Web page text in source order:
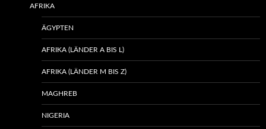
AFRIKA
ÄGYPTEN
AFRIKA (LÄNDER A BIS L)
AFRIKA (LÄNDER M BIS Z)
MAGHREB
NIGERIA